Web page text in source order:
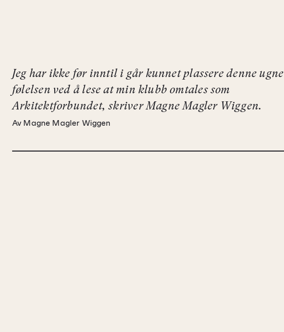
Jeg har ikke før inntil i går kunnet plassere denne ugne
følelsen ved å lese at min klubb omtales som
Arkitektforbundet, skriver Magne Magler Wiggen.
Av Magne Magler Wiggen